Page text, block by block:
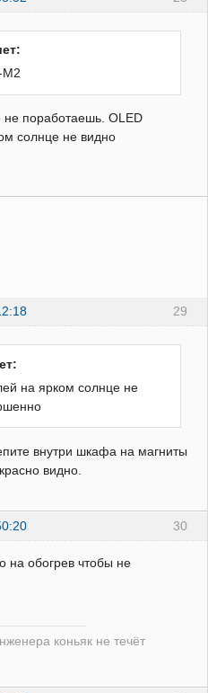
М2
поработаешь. OLED
солнце не видно
29
на ярком солнце не
внутри шкафа на магниты
видно.
30
на обогрев чтобы не
коньяк не течёт